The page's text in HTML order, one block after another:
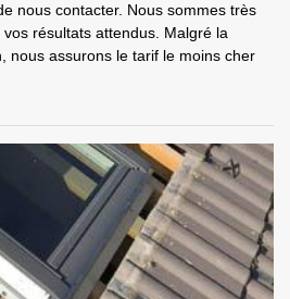
nous contacter. Nous sommes très
résultats attendus. Malgré la
nous assurons le tarif le moins cher